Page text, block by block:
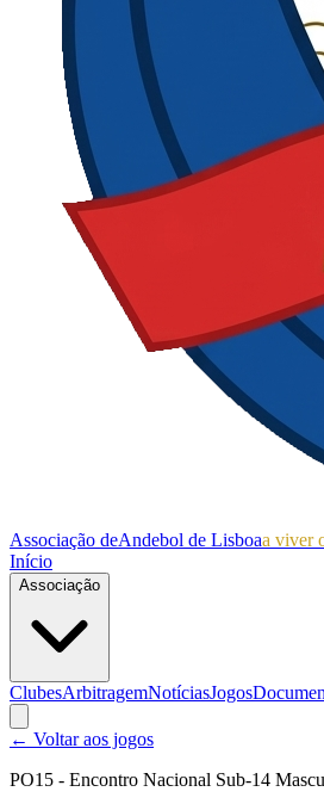
Associação deAndebol de Lisboaa viver
Início
Associação
ClubesArbitragemNotíciasJogos
← Voltar aos jogos
PO15 - Encontro Nacional Sub-14